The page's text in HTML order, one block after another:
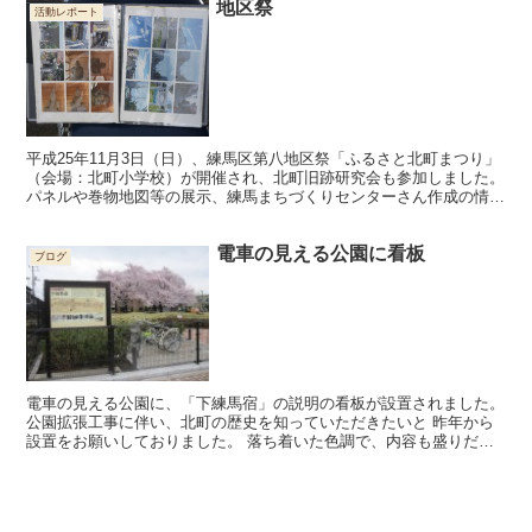
活動レポート 地区祭
平成25年11月3日（日）、練馬区第八地区祭「ふるさと北町まつり」
（会場：北町小学校）が開催され、北町旧跡研究会も参加しました。
パネルや巻物地図等の展示、練馬まちづくりセンターさん作成の情報
ブログ 電車の見える公園に看板
電車の見える公園に、「下練馬宿」の説明の看板が設置されました。
公園拡張工事に伴い、北町の歴史を知っていただきたいと 昨年から
設置をお願いしておりました。 落ち着いた色調で、内容も盛りだく